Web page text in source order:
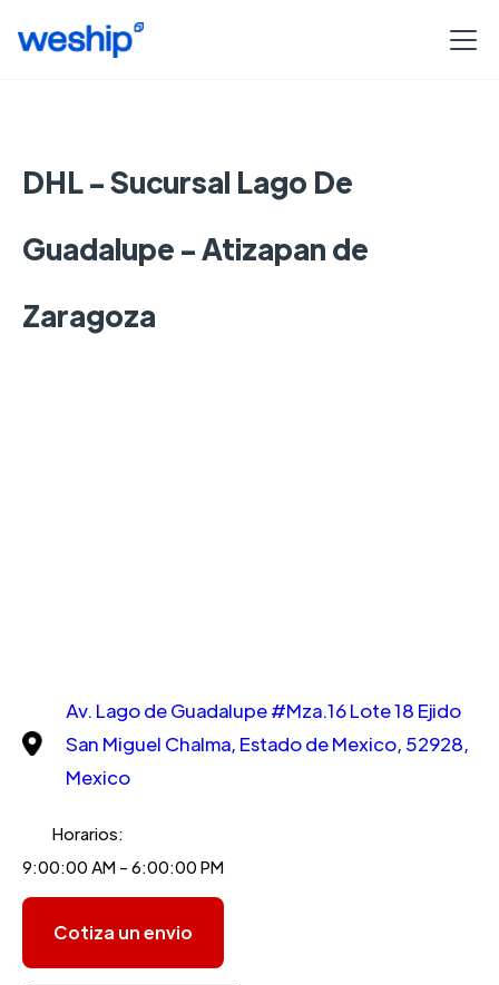
DHL - Sucursal Lago De
Guadalupe - Atizapan de
Zaragoza
Av. Lago de Guadalupe #Mza.16 Lote 18 Ejido
San Miguel Chalma, Estado de Mexico, 52928,
Mexico
Horarios:
9:00:00 AM - 6:00:00 PM
Cotiza un envio